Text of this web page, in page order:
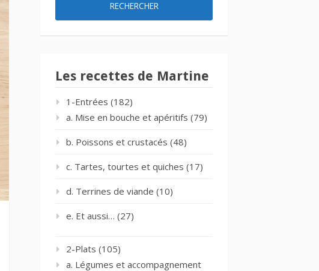
Les recettes de Martine
1-Entrées (182)
a. Mise en bouche et apéritifs (79)
b. Poissons et crustacés (48)
c. Tartes, tourtes et quiches (17)
d. Terrines de viande (10)
e. Et aussi… (27)
2-Plats (105)
a. Légumes et accompagnement